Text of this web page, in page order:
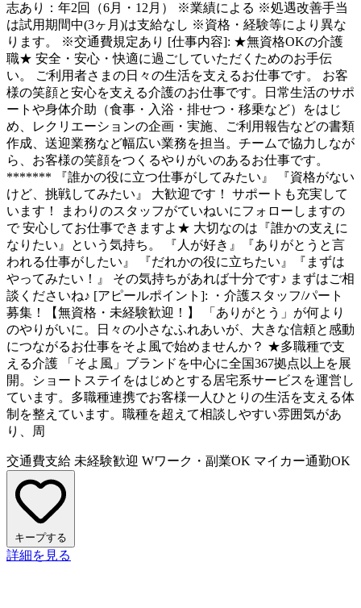
志あり：年2回（6月・12月） ※業績による ※処遇改善手当
は試用期間中(3ヶ月)は支給なし ※資格・経験等により異な
ります。 ※交通費規定あり [仕事内容]: ★無資格OKの介護
職★ 安全・安心・快適に過ごしていただくためのお手伝
い。 ご利用者さまの日々の生活を支えるお仕事です。 お客
様の笑顔と安心を支える介護のお仕事です。日常生活のサポ
ートや身体介助（食事・入浴・排せつ・移乗など）をはじ
め、レクリエーションの企画・実施、ご利用報告などの書類
作成、送迎業務など幅広い業務を担当。チームで協力しなが
ら、お客様の笑顔をつくるやりがいのあるお仕事です。
******* 『誰かの役に立つ仕事がしてみたい』 『資格がない
けど、挑戦してみたい』 大歓迎です！ サポートも充実して
います！ まわりのスタッフがていねいにフォローしますの
で 安心してお仕事できますよ★ 大切なのは『誰かの支えに
なりたい』という気持ち。 『人が好き』『ありがとうと言
われる仕事がしたい』 『だれかの役に立ちたい』『まずは
やってみたい！』 その気持ちがあれば十分です♪ まずはご相
談くださいね♪ [アピールポイント]: ・介護スタッフ/パート
募集！【無資格・未経験歓迎！】 「ありがとう」が何より
のやりがいに。日々の小さなふれあいが、大きな信頼と感動
につながるお仕事をそよ風で始めませんか？ ★多職種で支
える介護 「そよ風」ブランドを中心に全国367拠点以上を展
開。ショートステイをはじめとする居宅系サービスを運営し
ています。多職種連携でお客様一人ひとりの生活を支える体
制を整えています。職種を超えて相談しやすい雰囲気があ
り、周
交通費支給 未経験歓迎 Wワーク・副業OK マイカー通勤OK
キープする
詳細を見る